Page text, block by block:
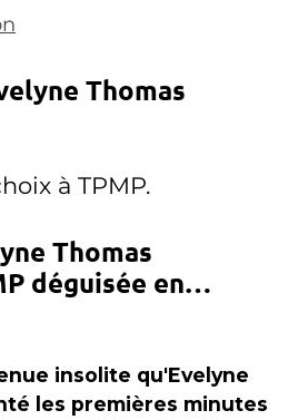
Thomas
à TPMP.
Thomas
déguisée en
insolite qu'Evelyne
les premières minutes